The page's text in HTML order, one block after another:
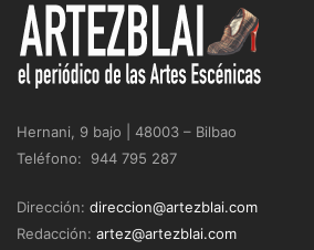
Hernani, 9 bajo | 48003 – Bilbao
Teléfono: 944 795 287
Dirección: direccion@artezblai.com
Redacción: artez@artezblai.com